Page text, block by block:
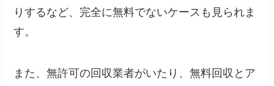
りするなど、完全に無料でないケースも見られま
す。
また、無許可の回収業者がいたり、無料回収とア